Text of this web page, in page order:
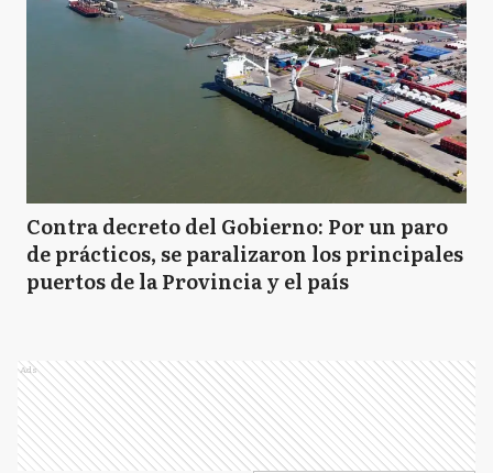
Contra decreto del Gobierno: Por un paro
de prácticos, se paralizaron los principales
puertos de la Provincia y el país
Ads